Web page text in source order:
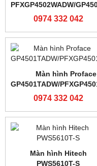
0974 332 042
0974 332 042